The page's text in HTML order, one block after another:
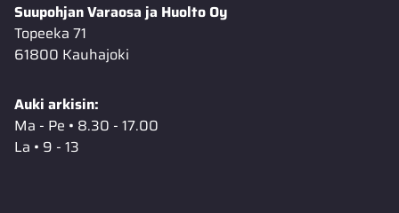
Suupohjan Varaosa ja Huolto Oy
Topeeka 71
61800 Kauhajoki
Auki arkisin:
Ma - Pe • 8.30 - 17.00
La • 9 - 13